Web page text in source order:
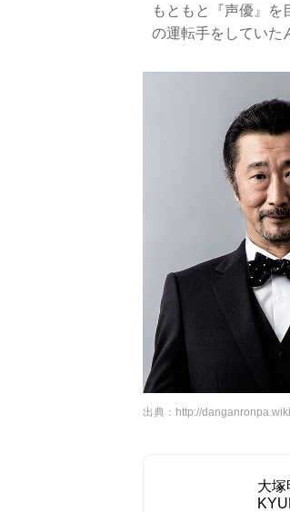
もともと『声優』
の運転手をしていた
出典： http://
大塚